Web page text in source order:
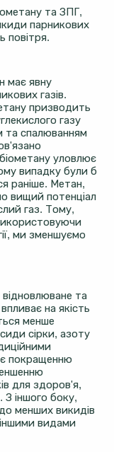
та ЗПГ,
парникових
повітря.
має явну
газів.
призводить
газу
та спалюванням
уловлює
випадку були б
раніше. Метан,
вищий потенціал
газ. Тому,
ми зменшуємо
відновлюване та
на якість
менше
сірки, азоту
покращенню
для здоров'я,
З іншого боку,
менших викидів
видами